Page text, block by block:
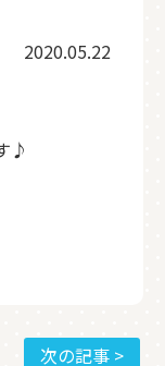
2020.05.22
♪
次の記事 >